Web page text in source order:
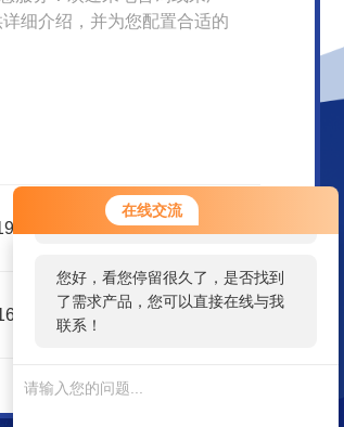
在线交流
您好！欢迎前来咨询，很高兴为您
服务，请问您要咨询什么问题呢？
您好，看您停留很久了，是否找到
了需求产品，您可以直接在线与我
联系！
细介绍，并为您配置合适的